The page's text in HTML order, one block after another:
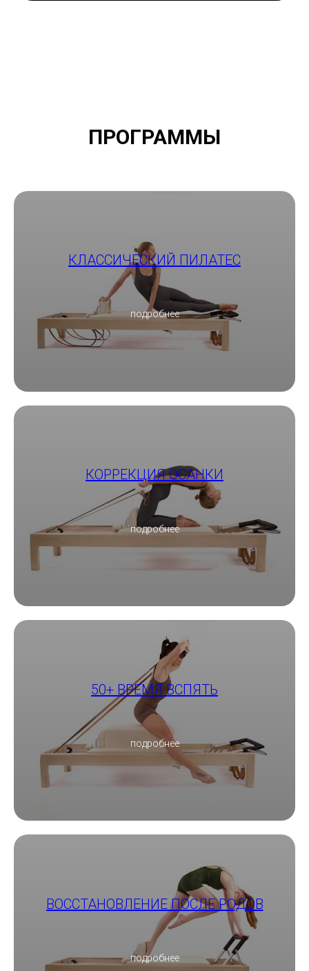
ПРОГРАММЫ
КЛАССИЧЕСКИЙ ПИЛАТЕС
подробнее
КОРРЕКЦИЯ ОСАНКИ
подробнее
50+ ВРЕМЯ ВСПЯТЬ
подробнее
ВОССТАНОВЛЕНИЕ ПОСЛЕ РОДОВ
подробнее